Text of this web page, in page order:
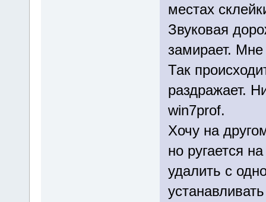
местах
Звуковая
замирает.
Так
раздражает.
win7prof.
Хочу на
но ругается
удалить с